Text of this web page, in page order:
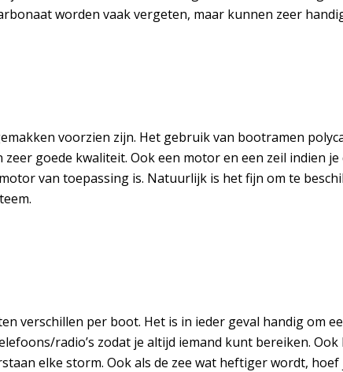
worden vaak vergeten, maar kunnen zeer
voorzien zijn. Het gebruik van bootramen
goede kwaliteit. Ook een motor en een zeil indien
van toepassing is. Natuurlijk is het fijn om te
verschillen per boot. Het is in ieder geval handig om
radio’s zodat je altijd iemand kunt bereiken.
elke storm. Ook als de zee wat heftiger wordt,